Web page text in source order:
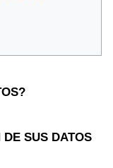
DE SUS DATOS